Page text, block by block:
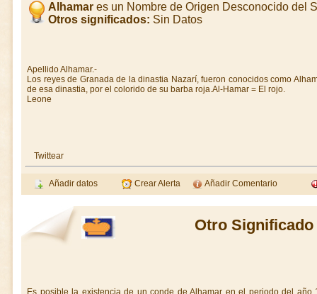
Alhamar es un Nombre de Origen Desconocido del
Otros significados: Sin Datos
Apellido Alhamar.-
Los reyes de Granada de la dinastia Nazarí, fueron conocidos como
de esa dinastia, por el colorido de su barba roja.Al-Hamar = El rojo.
Leone
Twittear
Añadir datos Crear Alerta Añadir Comentario
Otro
Es posible la existencia de un conde de Alhamar en el periodo del año